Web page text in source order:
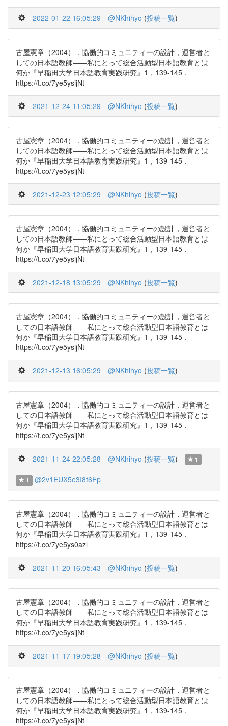
2022-01-22 16:05:29 @NKhihyo (投稿一覧)
古屋憲章（2004）．協働的コミュニティーの設計，運営者と
しての日本語教師――私にとって総合活動型日本語教育とは
何か『早稲田大学日本語教育実践研究』1，139-145．
https://t.co/7ye5ysijNt
2021-12-24 11:05:29 @NKhihyo (投稿一覧)
古屋憲章（2004）．協働的コミュニティーの設計，運営者と
しての日本語教師――私にとって総合活動型日本語教育とは
何か『早稲田大学日本語教育実践研究』1，139-145．
https://t.co/7ye5ysijNt
2021-12-23 12:05:29 @NKhihyo (投稿一覧)
古屋憲章（2004）．協働的コミュニティーの設計，運営者と
しての日本語教師――私にとって総合活動型日本語教育とは
何か『早稲田大学日本語教育実践研究』1，139-145．
https://t.co/7ye5ysijNt
2021-12-18 13:05:29 @NKhihyo (投稿一覧)
古屋憲章（2004）．協働的コミュニティーの設計，運営者と
しての日本語教師――私にとって総合活動型日本語教育とは
何か『早稲田大学日本語教育実践研究』1，139-145．
https://t.co/7ye5ysijNt
2021-12-13 16:05:29 @NKhihyo (投稿一覧)
古屋憲章（2004）．協働的コミュニティーの設計，運営者と
しての日本語教師――私にとって総合活動型日本語教育とは
何か『早稲田大学日本語教育実践研究』1，139-145．
https://t.co/7ye5ysijNt
2021-11-24 22:05:28 @NKhihyo (投稿一覧) 1
1 @2v1EUX5e3I8t6Fp
古屋憲章（2004）．協働的コミュニティーの設計，運営者と
しての日本語教師――私にとって総合活動型日本語教育とは
何か『早稲田大学日本語教育実践研究』1，139-145．
https://t.co/7ye5ys0azl
2021-11-20 16:05:43 @NKhihyo (投稿一覧)
古屋憲章（2004）．協働的コミュニティーの設計，運営者と
しての日本語教師――私にとって総合活動型日本語教育とは
何か『早稲田大学日本語教育実践研究』1，139-145．
https://t.co/7ye5ysijNt
2021-11-17 19:05:28 @NKhihyo (投稿一覧)
古屋憲章（2004）．協働的コミュニティーの設計，運営者と
しての日本語教師――私にとって総合活動型日本語教育とは
何か『早稲田大学日本語教育実践研究』1，139-145．
https://t.co/7ye5ysijNt